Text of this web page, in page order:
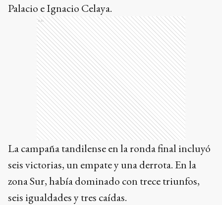
Palacio e Ignacio Celaya.
Ads
La campaña tandilense en la ronda final incluyó
seis victorias, un empate y una derrota. En la
zona Sur, había dominado con trece triunfos,
seis igualdades y tres caídas.